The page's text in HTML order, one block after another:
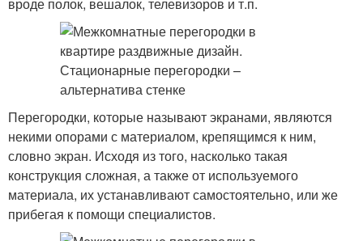
Перегородки, которые называют экранами, являются
некими опорами с материалом, крепящимся к ним,
словно экран. Исходя из того, насколько такая
конструкция сложная, а также от используемого
материала, их устанавливают самостоятельно, или же
прибегая к помощи специалистов.